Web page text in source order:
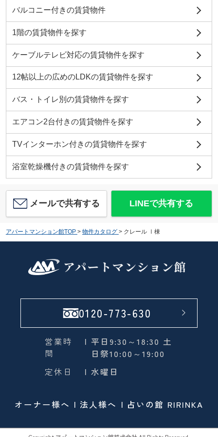
バルコニー付きの賃貸物件
1階の賃貸物件を探す
ケーブルテレビ対応の賃貸物件を探す
12帖以上の広めのLDKの賃貸物件を探す
バス・トイレ別の賃貸物件を探す
エアコン2台付きの賃貸物件を探す
TVインターホン付きの賃貸物件を探す
浴室乾燥機付きの賃貸物件を探す
メールで共有する LINEで共有する
アパートマンション館TOP > 物件カタログ > クレール Ⅰ棟
0120-773-630
営業時
間
| 平日9:30～18:30 土
日祭10:00～19:00
定休日
| 水曜日
オーナー様へ 法人様へ 占いの館 RIRINKA